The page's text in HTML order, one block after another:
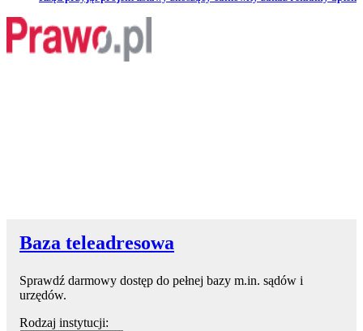
Baza teleadresowa
Sprawdź darmowy dostęp do pełnej bazy m.in. sądów i
urzędów.
Rodzaj instytucji: